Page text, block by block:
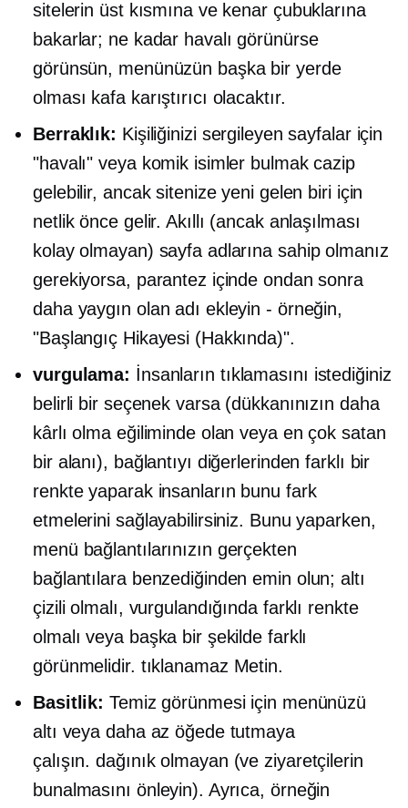
sitelerin üst kısmına ve kenar çubuklarına
bakarlar; ne kadar havalı görünürse
görünsün, menünüzün başka bir yerde
olması kafa karıştırıcı olacaktır.
Berraklık: Kişiliğinizi sergileyen sayfalar için
"havalı" veya komik isimler bulmak cazip
gelebilir, ancak sitenize yeni gelen biri için
netlik önce gelir. Akıllı (ancak anlaşılması
kolay olmayan) sayfa adlarına sahip olmanız
gerekiyorsa, parantez içinde ondan sonra
daha yaygın olan adı ekleyin - örneğin,
"Başlangıç ​​Hikayesi (Hakkında)".
vurgulama: İnsanların tıklamasını istediğiniz
belirli bir seçenek varsa (dükkanınızın daha
kârlı olma eğiliminde olan veya en çok satan
bir alanı), bağlantıyı diğerlerinden farklı bir
renkte yaparak insanların bunu fark
etmelerini sağlayabilirsiniz. Bunu yaparken,
menü bağlantılarınızın gerçekten
bağlantılara benzediğinden emin olun; altı
çizili olmalı, vurgulandığında farklı renkte
olmalı veya başka bir şekilde farklı
görünmelidir. tıklanamaz Metin.
Basitlik: Temiz görünmesi için menünüzü
altı veya daha az öğede tutmaya
çalışın.dağınık olmayan (ve ziyaretçilerin
bunalmasını önleyin). Ayrıca, örneğin